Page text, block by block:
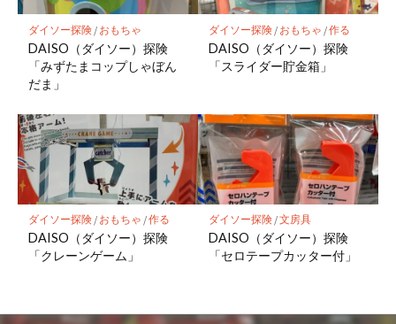
ダイソー探険/ おもちゃ
DAISO（ダイソー）探険
「みずたまコップしゃぼん
だま」
ダイソー探険/ おもちゃ /作る
DAISO（ダイソー）探険
「スライダー貯金箱」
ダイソー探険/ おもちゃ /作る
DAISO（ダイソー）探険
「クレーンゲーム」
ダイソー探険/文房具
DAISO（ダイソー）探険
「セロテープカッター付」